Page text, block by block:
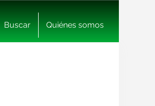
Buscar Quiénes somos